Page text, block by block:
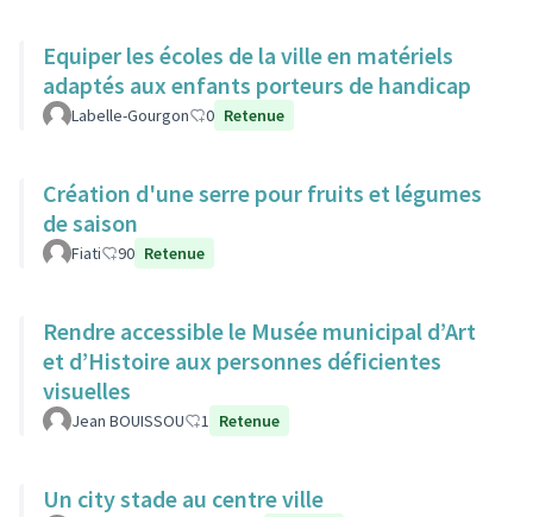
Equiper les écoles de la ville en matériels
adaptés aux enfants porteurs de handicap
Labelle-Gourgon 0 Retenue
Création d'une serre pour fruits et légumes
de saison
Fiati 90 Retenue
Rendre accessible le Musée municipal d’Art
et d’Histoire aux personnes déficientes
visuelles
Jean BOUISSOU 1 Retenue
Un city stade au centre ville